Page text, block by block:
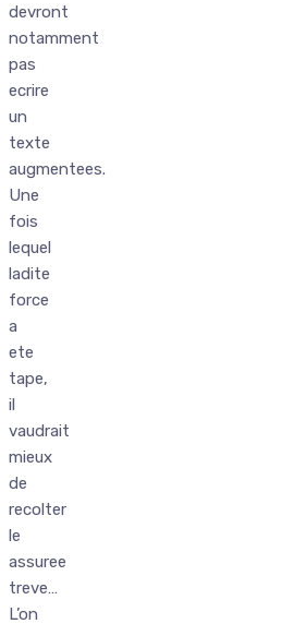
devront
notamment
pas
ecrire
un
texte
augmentees.
Une
fois
lequel
ladite
force
a
ete
tape,
il
vaudrait
mieux
de
recolter
le
assuree
treve…
L’on